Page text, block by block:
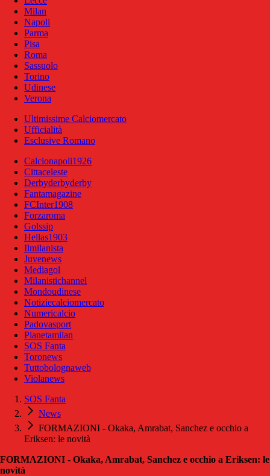
Milan
Napoli
Parma
Pisa
Roma
Sassuolo
Torino
Udinese
Verona
Ultimissime Calciomercato
Ufficialità
Esclusive Romano
Calcionapoli1926
Cittaceleste
Derbyderbyderby
Fantamagazine
FCInter1908
Forzaroma
Golssip
Hellas1903
Ilmilanista
Juvenews
Mediagol
Milanistichannel
Mondoudinese
Notiziecalciomercato
Numericalcio
Padovasport
Pianetamilan
SOS Fanta
Toronews
Tuttobolognaweb
Violanews
SOS Fanta
News
FORMAZIONI - Okaka, Amrabat, Sanchez e occhio a
Eriksen: le novità
FORMAZIONI - Okaka, Amrabat, Sanchez e occhio a Eriksen: le
novità